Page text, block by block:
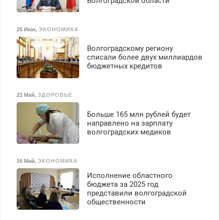
25 Июн, ЭКОНОМИКА
Волгоградскому региону
списали более двух миллиардов
бюджетных кредитов
21 Май, ЗДОРОВЬЕ
Больше 165 млн рублей будет
направлено на зарплату
волгоградских медиков
16 Май, ЭКОНОМИКА
Исполнение областного
бюджета за 2025 год
представили волгоградской
общественности